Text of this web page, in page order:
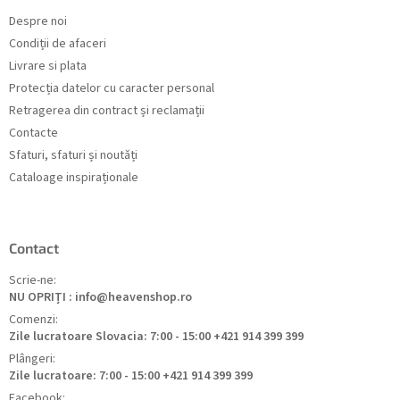
Despre noi
Condiții de afaceri
Livrare si plata
Protecția datelor cu caracter personal
Retragerea din contract și reclamații
Contacte
Sfaturi, sfaturi și noutăți
Cataloage inspiraționale
Contact
Scrie-ne:
NU OPRIȚI : info@heavenshop.ro
Comenzi:
Zile lucratoare Slovacia: 7:00 - 15:00 +421 914 399 399
Plângeri:
Zile lucratoare: 7:00 - 15:00 +421 914 399 399